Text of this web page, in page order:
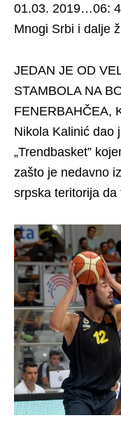
01.03. 2019…06:
Mnogi Srbi i dalje
JEDAN JE OD
STAMBOLA NA
FENERBAHČEA,
Nikola Kalinić dao
„Trendbasket”
zašto je nedavno
srpska teritorija